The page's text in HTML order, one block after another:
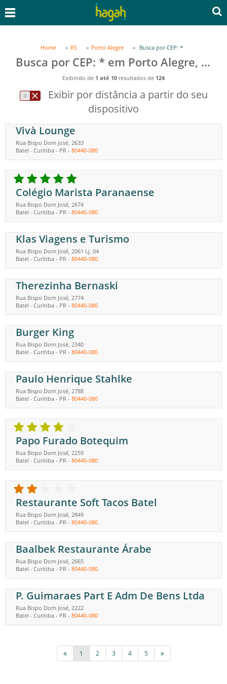
Home RS Porto Alegre Busca por CEP: *
Busca por CEP: * em Porto Alegre, RS
Exibindo de 1 até 10 resultados de 124
Exibir por distância a partir do seu
dispositivo
Vivà Lounge
Rua Bispo Dom José, 2633
Batel - Curitiba - PR - 80440-080
Colégio Marista Paranaense
Rua Bispo Dom José, 2674
Batel - Curitiba - PR - 80440-080
Klas Viagens e Turismo
Rua Bispo Dom José, 2061 Lj. 04
Batel - Curitiba - PR - 80440-080
Therezinha Bernaski
Rua Bispo Dom José, 2774
Batel - Curitiba - PR - 80440-080
Burger King
Rua Bispo Dom José, 2340
Batel - Curitiba - PR - 80440-080
Paulo Henrique Stahlke
Rua Bispo Dom José, 2788
Batel - Curitiba - PR - 80440-080
Papo Furado Botequim
Rua Bispo Dom José, 2259
Batel - Curitiba - PR - 80440-080
Restaurante Soft Tacos Batel
Rua Bispo Dom José, 2849
Batel - Curitiba - PR - 80440-080
Baalbek Restaurante Árabe
Rua Bispo Dom José, 2665
Batel - Curitiba - PR - 80440-080
P. Guimaraes Part E Adm De Bens Ltda
Rua Bispo Dom José, 2222
Batel - Curitiba - PR - 80440-080
1 2 3 4 5